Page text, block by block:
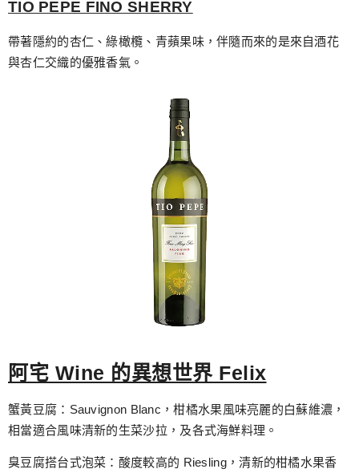
TIO PEPE FINO SHERRY
帶著隱約的杏仁、綠橄欖、青蘋果味，伴隨而來的是來自酒花
與杏仁交織的優雅香氣。
阿宅 Wine 的異想世界 Felix
蟹黃豆腐：Sauvignon Blanc，柑橘水果風味亮麗的白蘇維濃，
相當適合風味清新的生菜沙拉，及各式海鮮料理。
臭豆腐搭台式泡菜：酸度較高的 Riesling，清新的柑橘水果香